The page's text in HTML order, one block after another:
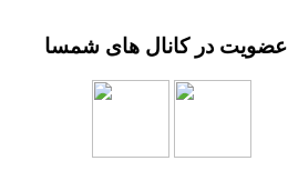
عضویت در کانال های شمسا